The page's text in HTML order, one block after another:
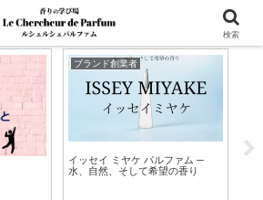
プリ風「香水診断」新登場！ >>
ブランド創業者
イッセイ ミヤケ パルファム ─
水、自然、そして希望の香り
検索